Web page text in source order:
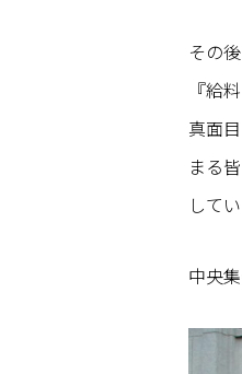
その
『給
真面
まる
して
中央